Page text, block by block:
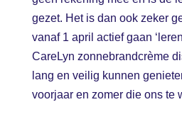
gezet. Het is dan ook zeker
vanaf 1 april actief gaan
CareLyn zonnebrandcrème
lang en veilig kunnen
voorjaar en zomer die ons te